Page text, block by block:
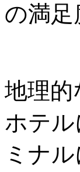
の満
地理
ホテ
ミナ